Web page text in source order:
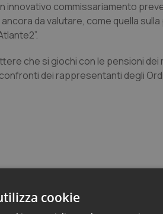
innovativo commissariamento
da valutare, come quella
che si giochi con le pensioni dei
dei rappresentanti degli
cookie